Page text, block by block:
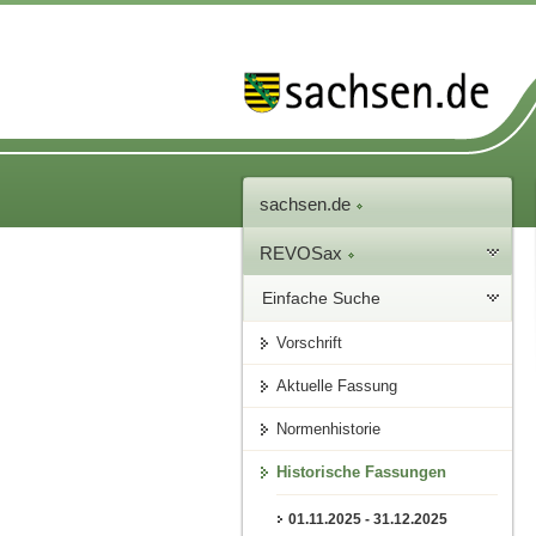
sachsen.de
REVOSax
Einfache Suche
Vorschrift
Aktuelle Fassung
Normenhistorie
Historische Fassungen
01.11.2025 - 31.12.2025